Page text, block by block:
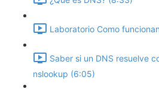
Laboratorio Como
Saber si un DNS resuelve
nslookup (6:05)